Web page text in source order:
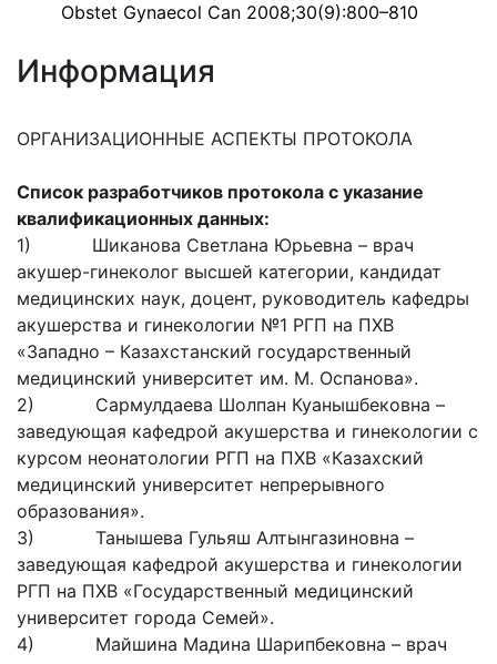
Obstet Gynaecol Can 2008;30(9):800–810
Информация
ОРГАНИЗАЦИОННЫЕ АСПЕКТЫ ПРОТОКОЛА
Список разработчиков протокола с указание
квалификационных данных:
1) Шиканова Светлана Юрьевна – врач
акушер-гинеколог высшей категории, кандидат
медицинских наук, доцент, руководитель кафедры
акушерства и гинекологии №1 РГП на ПХВ
«Западно – Казахстанский государственный
медицинский университет им. М. Оспанова».
2) Сармулдаева Шолпан Куанышбековна –
заведующая кафедрой акушерства и гинекологии с
курсом неонатологии РГП на ПХВ «Казахский
медицинский университет непрерывного
образования».
3) Танышева Гульяш Алтынгазиновна –
заведующая кафедрой акушерства и гинекологии
РГП на ПХВ «Государственный медицинский
университет города Семей».
4) Майшина Мадина Шарипбековна – врач